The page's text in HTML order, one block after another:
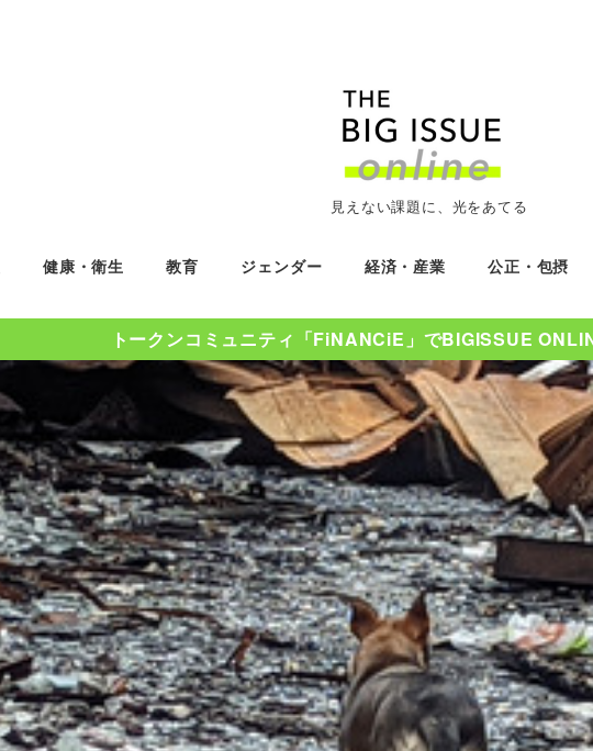
見えない課題に、光をあてる
健康・衛生 教育 ジェンダー 経済・産業 公正・包摂
トークンコミュニティ「FiNANCiE」でBIGISSUE